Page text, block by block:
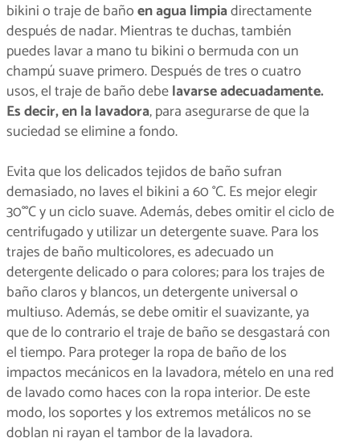
bikini o traje de bañoen agua limpiadirectamente
después de nadar. Mientras te duchas, también
puedes lavar a mano tu bikini o bermuda con un
champú suave primero. Después de tres o cuatro
usos, el traje de baño debelavarse adecuadamente.
Es decir, en la lavadora, para asegurarse de que la
suciedad se elimine a fondo.
Evita que los delicados tejidos de baño sufran
demasiado, no laves el bikini a 60 °C. Es mejor elegir
30°°C y un ciclo suave. Además, debes omitir el ciclo de
centrifugado y utilizar un detergente suave. Para los
trajes de baño multicolores, es adecuado un
detergente delicado o para colores; para los trajes de
baño claros y blancos, un detergente universal o
multiuso. Además, se debe omitir el suavizante, ya
que de lo contrario el traje de baño se desgastará con
el tiempo. Para proteger la ropa de baño de los
impactos mecánicos en la lavadora, mételo en una red
de lavado como haces con la ropa interior. De este
modo, los soportes y los extremos metálicos no se
doblan ni rayan el tambor de la lavadora.